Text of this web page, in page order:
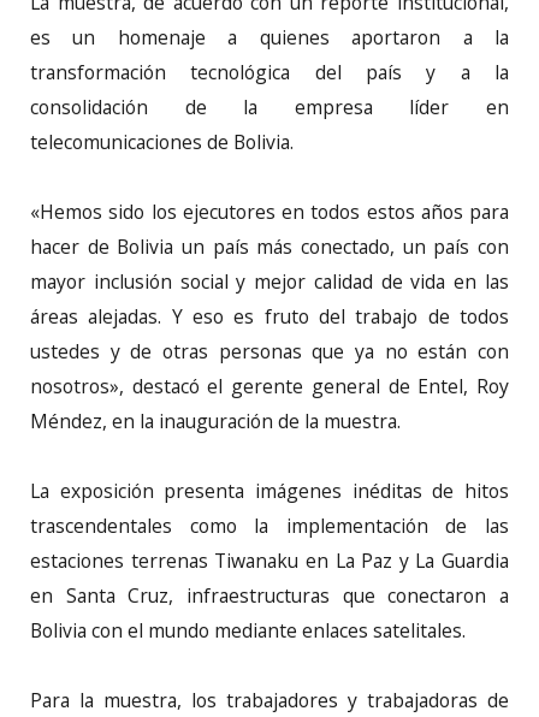
es un homenaje a quienes aportaron a la
transformación tecnológica del país y a la
consolidación de la empresa líder en
telecomunicaciones de Bolivia.
«Hemos sido los ejecutores en todos estos años para
hacer de Bolivia un país más conectado, un país con
mayor inclusión social y mejor calidad de vida en las
áreas alejadas. Y eso es fruto del trabajo de todos
ustedes y de otras personas que ya no están con
nosotros», destacó el gerente general de Entel, Roy
Méndez, en la inauguración de la muestra.
La exposición presenta imágenes inéditas de hitos
trascendentales como la implementación de las
estaciones terrenas Tiwanaku en La Paz y La Guardia
en Santa Cruz, infraestructuras que conectaron a
Bolivia con el mundo mediante enlaces satelitales.
Para la muestra, los trabajadores y trabajadoras de